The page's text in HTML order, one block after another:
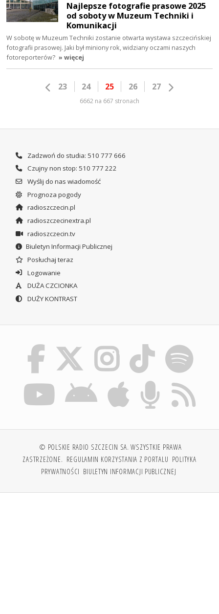
Najlepsze fotografie prasowe 2025
od soboty w Muzeum Techniki i
Komunikacji
W sobotę w Muzeum Techniki zostanie otwarta wystawa szczecińskiej
fotografii prasowej. Jaki był miniony rok, widziany oczami naszych
fotoreporterów? » więcej
23 24 25 26 27
6662 na 667 stronach
Zadzwoń do studia: 510 777 666
Czujny non stop: 510 777 222
Wyślij do nas wiadomość
Prognoza pogody
radioszczecin.pl
radioszczecinextra.pl
radioszczecin.tv
Biuletyn Informacji Publicznej
Posłuchaj teraz
Logowanie
DUŻA CZCIONKA
DUŻY KONTRAST
© POLSKIE RADIO SZCZECIN SA. WSZYSTKIE PRAWA
ZASTRZEŻONE. REGULAMIN KORZYSTANIA Z PORTALU POLITYKA
PRYWATNOŚCI BIULETYN INFORMACJI PUBLICZNEJ